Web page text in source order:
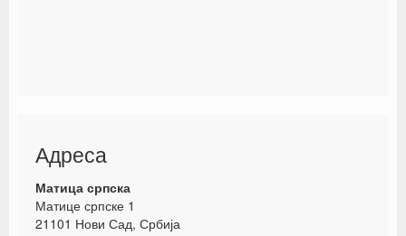
Адреса
Матица српска
Матице српске 1
21101 Нови Сад, Србија